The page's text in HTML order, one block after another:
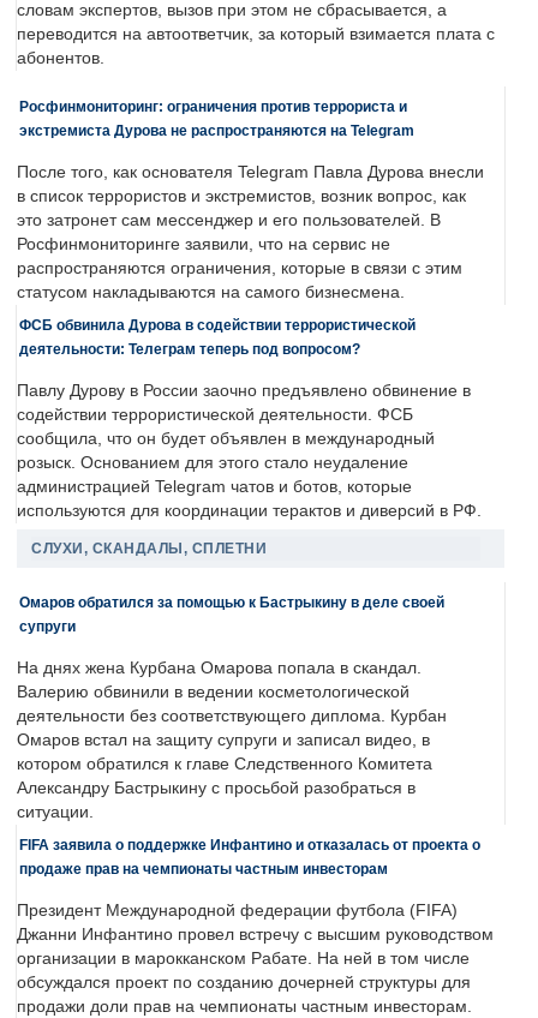
словам экспертов, вызов при этом не сбрасывается, а
переводится на автоответчик, за который взимается плата с
абонентов.
Росфинмониторинг: ограничения против террориста и
экстремиста Дурова не распространяются на Telegram
После того, как основателя Telegram Павла Дурова внесли
в список террористов и экстремистов, возник вопрос, как
это затронет сам мессенджер и его пользователей. В
Росфинмониторинге заявили, что на сервис не
распространяются ограничения, которые в связи с этим
статусом накладываются на самого бизнесмена.
ФСБ обвинила Дурова в содействии террористической
деятельности: Телеграм теперь под вопросом?
Павлу Дурову в России заочно предъявлено обвинение в
содействии террористической деятельности. ФСБ
сообщила, что он будет объявлен в международный
розыск. Основанием для этого стало неудаление
администрацией Telegram чатов и ботов, которые
используются для координации терактов и диверсий в РФ.
СЛУХИ, СКАНДАЛЫ, СПЛЕТНИ
Омаров обратился за помощью к Бастрыкину в деле своей
супруги
На днях жена Курбана Омарова попала в скандал.
Валерию обвинили в ведении косметологической
деятельности без соответствующего диплома. Курбан
Омаров встал на защиту супруги и записал видео, в
котором обратился к главе Следственного Комитета
Александру Бастрыкину с просьбой разобраться в
ситуации.
FIFA заявила о поддержке Инфантино и отказалась от проекта о
продаже прав на чемпионаты частным инвесторам
Президент Международной федерации футбола (FIFA)
Джанни Инфантино провел встречу с высшим руководством
организации в марокканском Рабате. На ней в том числе
обсуждался проект по созданию дочерней структуры для
продажи доли прав на чемпионаты частным инвесторам.